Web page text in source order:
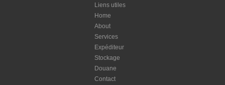
Liens utiles
Home
About
Services
Expéditeur
Stockage
Douane
Contact